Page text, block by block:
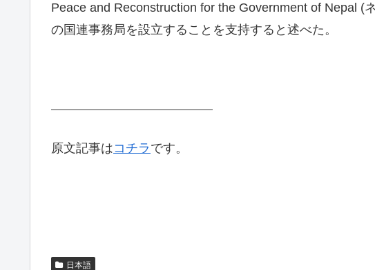
Peace and Reconstruction for the Government of Nepal (
の国連事務局を設立することを支持すると述べた。
原文記事はコチラ です。
日本語